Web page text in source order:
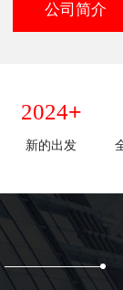
公司简介
2024+
新的出发